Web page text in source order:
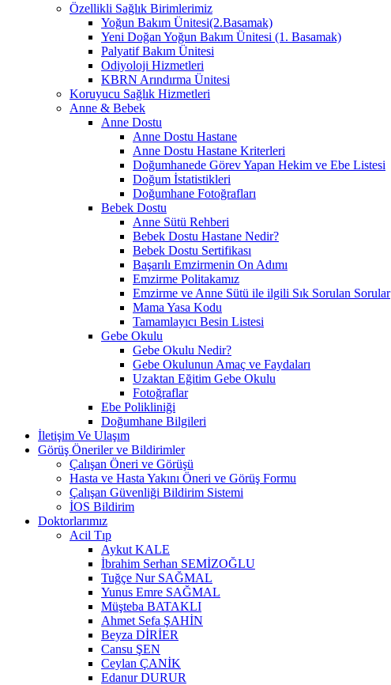
Özellikli Sağlık Birimlerimiz
Yoğun Bakım Ünitesi(2.Basamak)
Yeni Doğan Yoğun Bakım Ünitesi (1. Basamak)
Palyatif Bakım Ünitesi
Odiyoloji Hizmetleri
KBRN Arındırma Ünitesi
Koruyucu Sağlık Hizmetleri
Anne & Bebek
Anne Dostu
Anne Dostu Hastane
Anne Dostu Hastane Kriterleri
Doğumhanede Görev Yapan Hekim ve Ebe Listesi
Doğum İstatistikleri
Doğumhane Fotoğrafları
Bebek Dostu
Anne Sütü Rehberi
Bebek Dostu Hastane Nedir?
Bebek Dostu Sertifikası
Başarılı Emzirmenin On Adımı
Emzirme Politakamız
Emzirme ve Anne Sütü ile ilgili Sık Sorulan Sorular
Mama Yasa Kodu
Tamamlayıcı Besin Listesi
Gebe Okulu
Gebe Okulu Nedir?
Gebe Okulunun Amaç ve Faydaları
Uzaktan Eğitim Gebe Okulu
Fotoğraflar
Ebe Polikliniği
Doğumhane Bilgileri
İletişim Ve Ulaşım
Görüş Öneriler ve Bildirimler
Çalışan Öneri ve Görüşü
Hasta ve Hasta Yakını Öneri ve Görüş Formu
Çalışan Güvenliği Bildirim Sistemi
İOS Bildirim
Doktorlarımız
Acil Tıp
Aykut KALE
İbrahim Serhan SEMİZOĞLU
Tuğçe Nur SAĞMAL
Yunus Emre SAĞMAL
Müşteba BATAKLI
Ahmet Sefa ŞAHİN
Beyza DİRİER
Cansu ŞEN
Ceylan ÇANİK
Edanur DURUR